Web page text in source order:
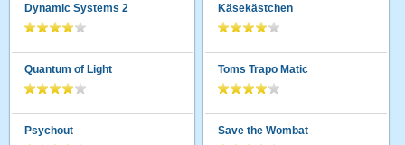
Dynamic Systems 2
Quantum of Light
Psychout
Käsekästchen
Toms Trapo Matic
Save the Wombat